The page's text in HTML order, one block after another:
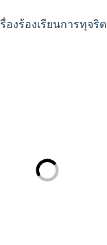
องร้องเรียนการทุจ